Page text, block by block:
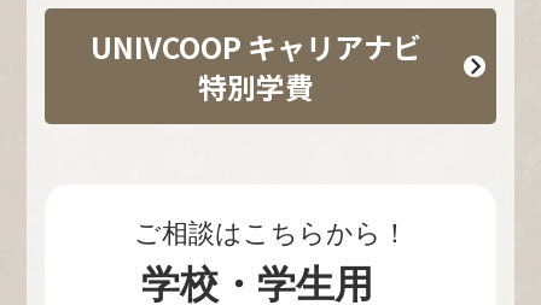
UNIVCOOP キャリアナビ
特別学費
ご相談はこちらから！
学校・学生用